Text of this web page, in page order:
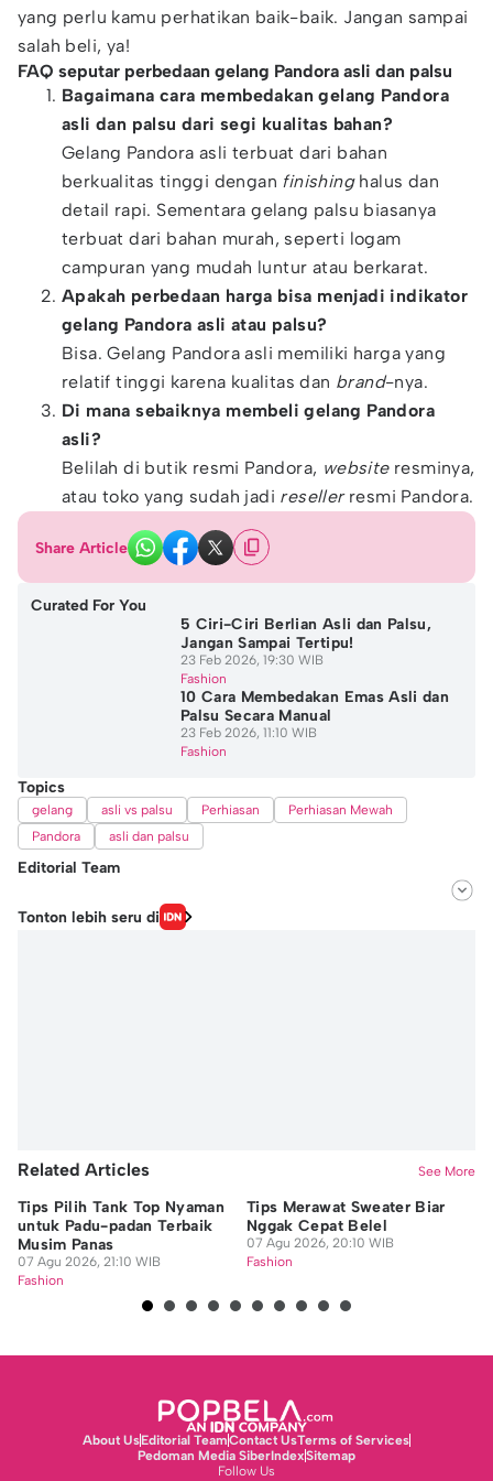
yang perlu kamu perhatikan baik-baik. Jangan sampai
salah beli, ya!
FAQ seputar perbedaan gelang Pandora asli dan palsu
Bagaimana cara membedakan gelang Pandora
asli dan palsu dari segi kualitas bahan?
Gelang Pandora asli terbuat dari bahan
berkualitas tinggi dengan finishinghalus dan
detail rapi. Sementara gelang palsu biasanya
terbuat dari bahan murah, seperti logam
campuran yang mudah luntur atau berkarat.
Apakah perbedaan harga bisa menjadi indikator
gelang Pandora asli atau palsu?
Bisa. Gelang Pandora asli memiliki harga yang
relatif tinggi karena kualitas dan brand-nya.
Di mana sebaiknya membeli gelang Pandora
asli?
Belilah di butik resmi Pandora, websiteresminya,
atau toko yang sudah jadi resellerresmi Pandora.
Share Article
Curated For You
5 Ciri-Ciri Berlian Asli dan Palsu,
Jangan Sampai Tertipu!
23 Feb 2026, 19:30 WIB
Fashion
10 Cara Membedakan Emas Asli dan
Palsu Secara Manual
23 Feb 2026, 11:10 WIB
Fashion
Topics
gelang asli vs palsu Perhiasan
Perhiasan Mewah
Pandora
asli dan palsu
Editorial Team
Editor
Hafidhza Putri Andiza
Tonton lebih seru di
Related Articles See More
Tips Pilih Tank Top Nyaman
untuk Padu-padan Terbaik
Musim Panas
07 Agu 2026, 21:10 WIB
Fashion
Tips Merawat Sweater Biar
Nggak Cepat Belel
07 Agu 2026, 20:10 WIB
Fashion
About UsEditorial TeamContact UsTerms of Services
Pedoman Media SiberIndexSitemap
Follow Us